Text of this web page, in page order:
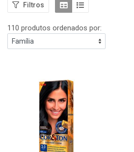
Filtros
110 produtos ordenados por: